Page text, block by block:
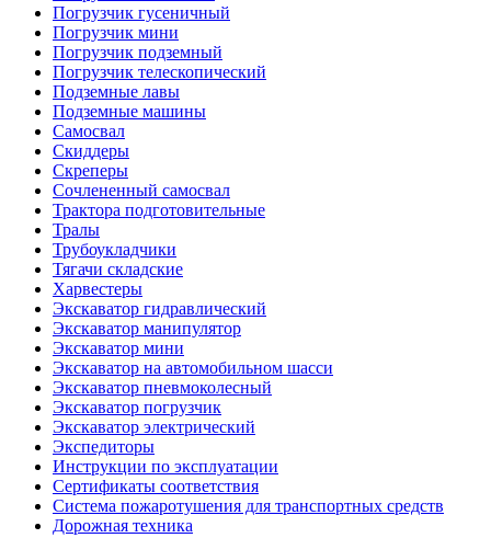
Погрузчик гусеничный
Погрузчик мини
Погрузчик подземный
Погрузчик телескопический
Подземные лавы
Подземные машины
Самосвал
Скиддеры
Скреперы
Сочлененный самосвал
Трактора подготовительные
Тралы
Трубоукладчики
Тягачи складские
Харвестеры
Экскаватор гидравлический
Экскаватор манипулятор
Экскаватор мини
Экскаватор на автомобильном шасси
Экскаватор пневмоколесный
Экскаватор погрузчик
Экскаватор электрический
Экспедиторы
Инструкции по эксплуатации
Сертификаты соответствия
Система пожаротушения для транспортных средств
Дорожная техника